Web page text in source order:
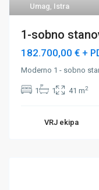
Umag, Istra
1-sobno
182.700,00 € +
Moderno 1 - sobno
1 1 41 m2
VRJ ekipa